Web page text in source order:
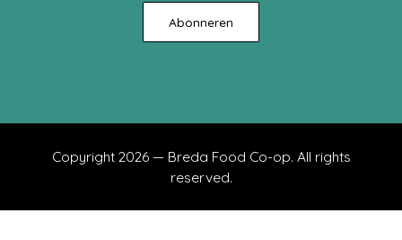
Copyright 2026 — Breda Food Co-op. All rights
reserved.